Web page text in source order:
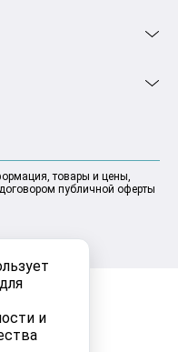
и
товары и цены,
публичной оферты